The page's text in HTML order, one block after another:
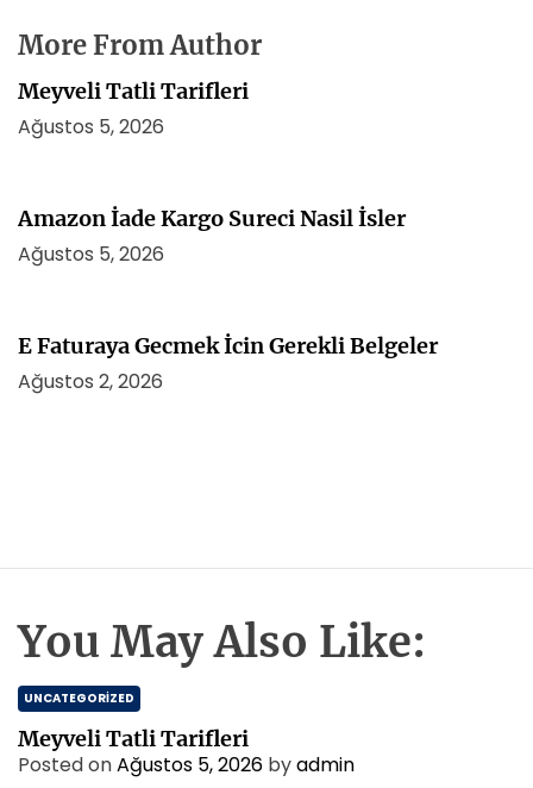
More From Author
Meyveli Tatli Tarifleri
Ağustos 5, 2026
Amazon İade Kargo Sureci Nasil İsler
Ağustos 5, 2026
E Faturaya Gecmek İcin Gerekli Belgeler
Ağustos 2, 2026
You May Also Like:
UNCATEGORIZED
Meyveli Tatli Tarifleri
Posted onAğustos 5, 2026 byadmin